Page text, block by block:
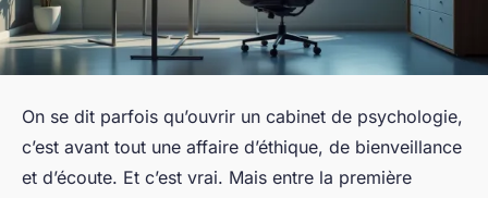
On se dit parfois qu’ouvrir un cabinet de psychologie,
c’est avant tout une affaire d’éthique, de bienveillance
et d’écoute. Et c’est vrai. Mais entre la première